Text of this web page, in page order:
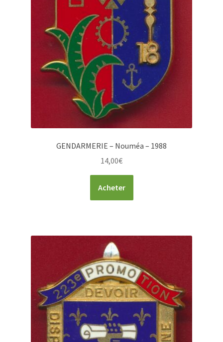
GENDARMERIE – Nouméa – 1988
14,00€
Acheter